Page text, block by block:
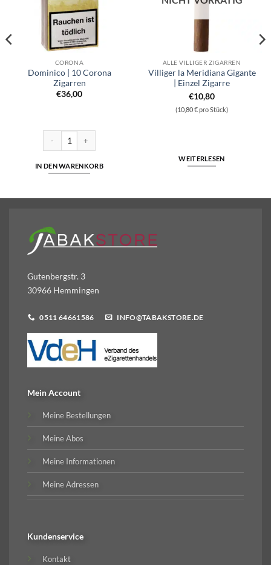
CORONA
Dominico | 10 Corona
Zigarren
€36,00
Dominico | 10 Corona Zigarren Menge
IN DEN WARENKORB
ALLE VILLIGER ZIGARREN
Villiger la Meridiana Gigante
| Einzel Zigarre
€10,80
(10,80 € pro Stück)
WEITERLESEN
Gutenbergstr. 3
30966 Hemmingen
0511 64661586 INFO@TABAKSTORE.DE
Mein Account
Meine Bestellungen
Meine Abos
Meine Informationen
Meine Adressen
Kundenservice
Kontakt